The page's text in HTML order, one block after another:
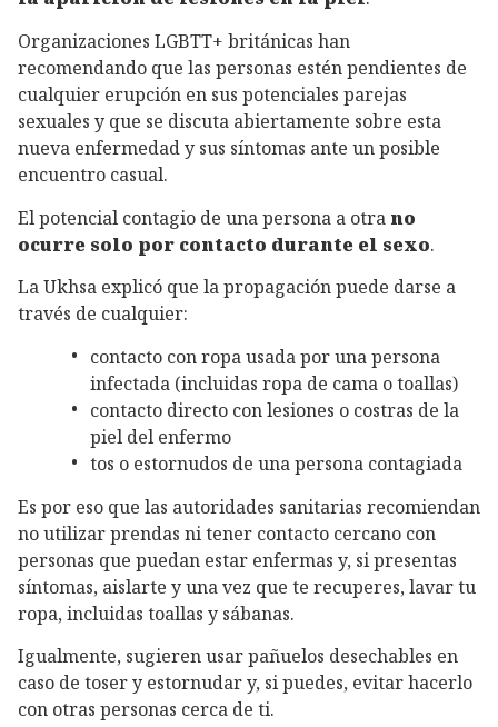
Organizaciones LGBTT+ británicas han
recomendando que las personas estén pendientes de
cualquier erupción en sus potenciales parejas
sexuales y que se discuta abiertamente sobre esta
nueva enfermedad y sus síntomas ante un posible
encuentro casual.
El potencial contagio de una persona a otra no
ocurre solo por contacto durante el sexo.
La Ukhsa explicó que la propagación puede darse a
través de cualquier:
contacto con ropa usada por una persona
infectada (incluidas ropa de cama o toallas)
contacto directo con lesiones o costras de la
piel del enfermo
tos o estornudos de una persona contagiada
Es por eso que las autoridades sanitarias recomiendan
no utilizar prendas ni tener contacto cercano con
personas que puedan estar enfermas y, si presentas
síntomas, aislarte y una vez que te recuperes, lavar tu
ropa, incluidas toallas y sábanas.
Igualmente, sugieren usar pañuelos desechables en
caso de toser y estornudar y, si puedes, evitar hacerlo
con otras personas cerca de ti.